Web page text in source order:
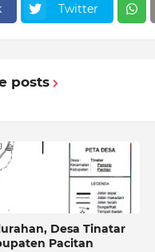
Twitter
posts
Desa Tinatar
Pacitan